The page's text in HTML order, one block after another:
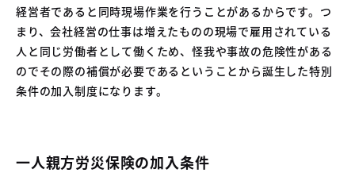
経営者であると同時現場作業を行うことがあるからです。つ
まり、会社経営の仕事は増えたものの現場で雇用されている
人と同じ労働者として働くため、怪我や事故の危険性がある
のでその際の補償が必要であるということから誕生した特別
条件の加入制度になります。
一人親方労災保険の加入条件